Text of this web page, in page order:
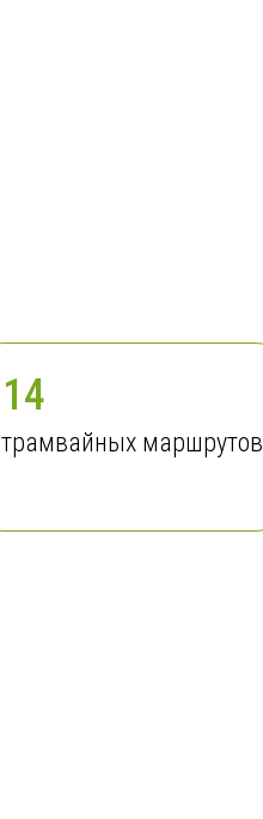
14
трамвайных маршрутов